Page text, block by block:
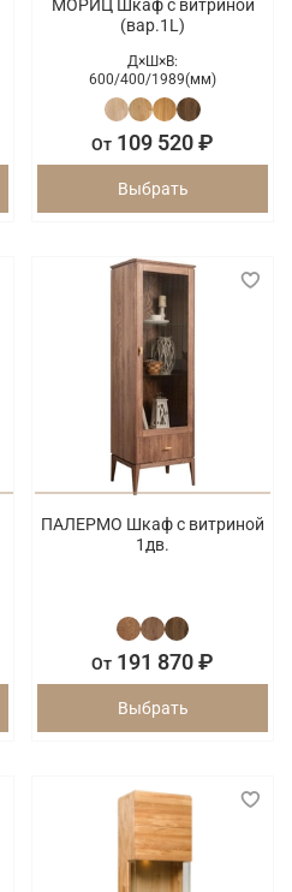
МОРИЦ Шкаф с витриной
(вар.1L)
Д×Ш×В:
600/400/1989(мм)
От 109 520 ₽
Выбрать
ПАЛЕРМО Шкаф с витриной
1дв.
От 191 870 ₽
Выбрать